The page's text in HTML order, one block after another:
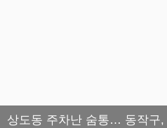
상도동 주차난 숨통… 동작구